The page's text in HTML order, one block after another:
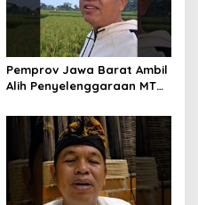
Pemprov Jawa Barat Ambil
Alih Penyelenggaraan MTQ
Jadi Tuan Rumah